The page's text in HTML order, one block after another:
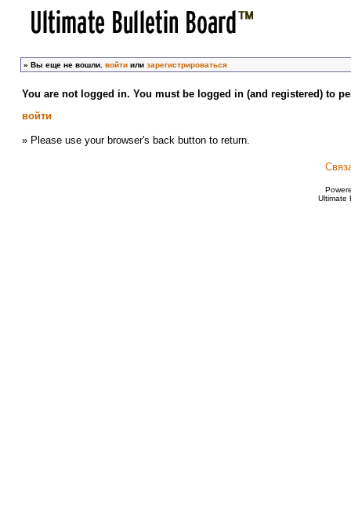
» Вы еще не вошли. войтиили зарегистрироваться
You are not logged in. You must be logged in (and registered) to
войти
» Please use your browser's back button to return.
Ultimate